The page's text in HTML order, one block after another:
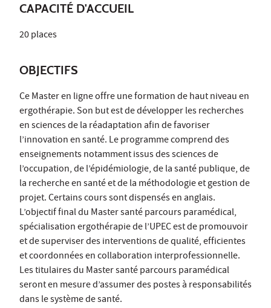
CAPACITÉ D'ACCUEIL
20 places
OBJECTIFS
Ce Master en ligne offre une formation de haut niveau en
ergothérapie. Son but est de développer les recherches
en sciences de la réadaptation afin de favoriser
l’innovation en santé. Le programme comprend des
enseignements notamment issus des sciences de
l’occupation, de l’épidémiologie, de la santé publique, de
la recherche en santé et de la méthodologie et gestion de
projet. Certains cours sont dispensés en anglais.
L’objectif final du Master santé parcours paramédical,
spécialisation ergothérapie de l’UPEC est de promouvoir
et de superviser des interventions de qualité, efficientes
et coordonnées en collaboration interprofessionnelle.
Les titulaires du Master santé parcours paramédical
seront en mesure d’assumer des postes à responsabilités
dans le système de santé.